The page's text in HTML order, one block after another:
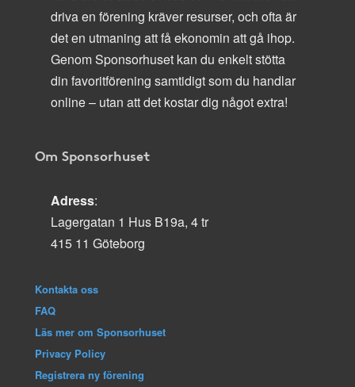
driva en förening kräver resurser, och ofta är
det en utmaning att få ekonomin att gå ihop.
Genom Sponsorhuset kan du enkelt stötta
din favoritförening samtidigt som du handlar
online – utan att det kostar dig något extra!
Om Sponsorhuset
Adress:
Lagergatan 1 Hus B19a, 4 tr
415 11 Göteborg
Kontakta oss
FAQ
Läs mer om Sponsorhuset
Privacy Policy
Registrera ny förening